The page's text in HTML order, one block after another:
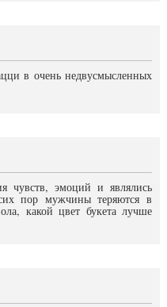
в очень недвусмысленных
чувств, эмоций и являлись
пор мужчины теряются в
какой цвет букета лучше